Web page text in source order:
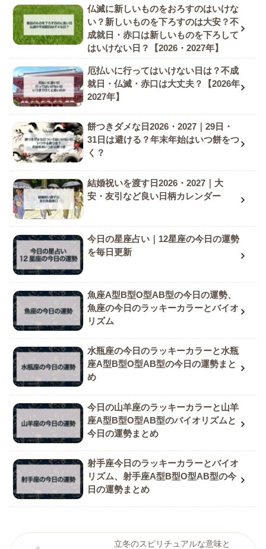
仏滅に新しいものをおろすのはいけな
い？新しいものを下ろすのは大安？不
成就日・赤口は新しいものを下ろして
はいけない日？【2026・2027年】
厄払いに行ってはいけない日は？不成
就日・仏滅・赤口は大丈夫？【2026年
2027年】
餅つきダメな日2026・2027｜29日・
31日は避ける？年末年始はいつ餅をつ
く？
結婚祝いを渡す日2026・2027｜大
安・友引など良い日柄カレンダー
今日の星座占い｜12星座の今日の運勢
を毎日更新
魚座A型B型O型AB型の今日の運勢、
魚座の今日のラッキーカラーとバイオ
リズム
水瓶座の今日のラッキーカラーと水瓶
座A型B型O型AB型の今日の運勢まと
め
今日の山羊座のラッキーカラーと山羊
座A型B型O型AB型のバイオリズムと
今日の運勢まとめ
射手座今日のラッキーカラーとバイオ
リズム、射手座A型B型O型AB型の今
日の運勢まとめ
立冬のスピリチュアルな意味と